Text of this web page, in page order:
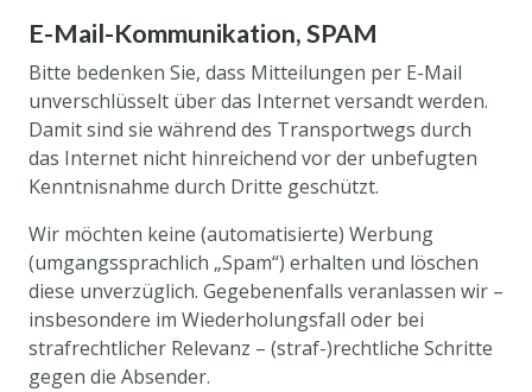
E-Mail-Kommunikation, SPAM
Bitte bedenken Sie, dass Mitteilungen per E-Mail
unverschlüsselt über das Internet versandt werden.
Damit sind sie während des Transportwegs durch
das Internet nicht hinreichend vor der unbefugten
Kenntnisnahme durch Dritte geschützt.
Wir möchten keine (automatisierte) Werbung
(umgangssprachlich „Spam“) erhalten und löschen
diese unverzüglich. Gegebenenfalls veranlassen wir –
insbesondere im Wiederholungsfall oder bei
strafrechtlicher Relevanz – (straf-)rechtliche Schritte
gegen die Absender.